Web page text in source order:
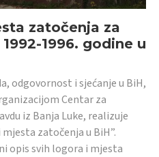
zatočenja za
1996. godine u
odgovornost i sjećanje u BiH,
Centar za
iz Banja Luke, realizuje
zatočenja u BiH”.
opis svih logora i mjesta